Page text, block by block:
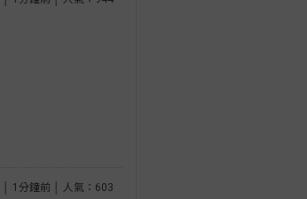
│ 1分鐘前 │ 人氣：603